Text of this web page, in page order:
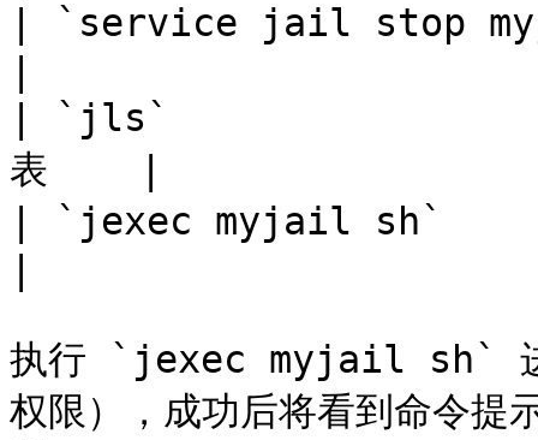
| `service jail stop
| `jls`
表    |
| `jexec myjail sh`
执行 `jexec myjail sh` 进
权限），成功后将看到命令